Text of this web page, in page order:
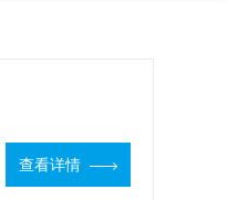
查看详情